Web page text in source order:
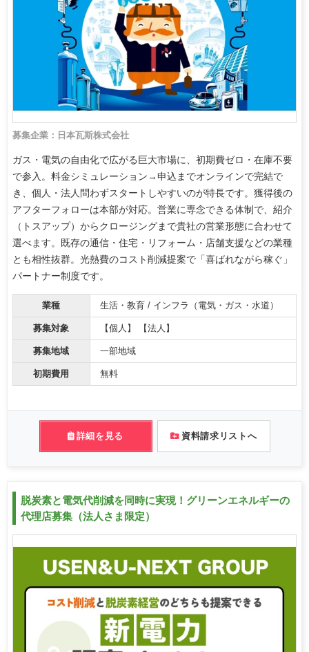
募集企業：日本瓦斯株式会社
ガス・電気の自由化で広がる巨大市場に、初期費ゼロ・在庫不要
で参入。料金シミュレーション→申込までオンラインで完結で
き、個人・法人問わずスタートしやすいのが特長です。獲得後の
アフターフォローは本部が対応。営業に専念できる体制で、紹介
（トスアップ）からクロージングまで貴社の営業形態に合わせて
選べます。既存の通信・住宅・リフォーム・店舗支援などの業種
とも相性抜群。光熱費のコスト削減提案で「喜ばれながら稼ぐ」
パートナー制度です。
業種 生活・教育 / インフラ（電気・ガス・水道）
募集対象 【個人】 【法人】
募集地域 一部地域
初期費用 無料
詳細を見る 資料請求リストへ
脱炭素と電気代削減を同時に実現！グリーンエネルギーの
代理店募集（法人さま限定）